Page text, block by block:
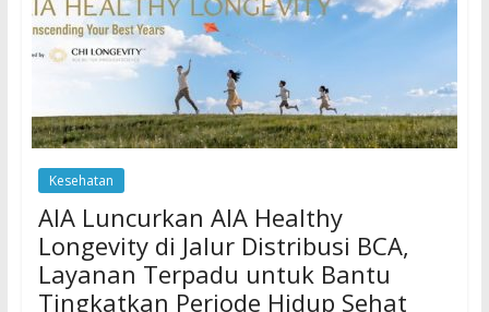
Kesehatan
AIA Luncurkan AIA Healthy
Longevity di Jalur Distribusi BCA,
Layanan Terpadu untuk Bantu
Tingkatkan Periode Hidup Sehat